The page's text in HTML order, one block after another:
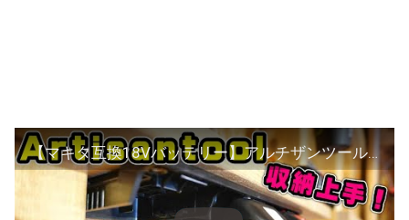
【マキタ互換18Vバッテリー】アルチザンツールのバッテリーを１か月使い倒してみた！３連ツールホルダー＆３連バッテリーホルダーも…【DIY工具・収納】